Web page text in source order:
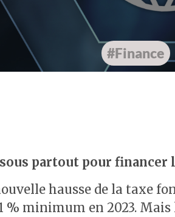
#Finance
partout pour financer
hausse de la taxe
% minimum en 2023.